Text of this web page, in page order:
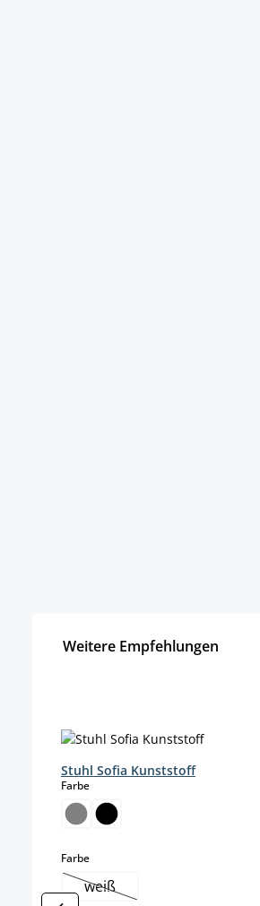
Weitere Empfehlungen
Stuhl Sofia Kunststoff
Farbeauswählen
Farbeauswählen
weiß(Diese Option ist zurzeit